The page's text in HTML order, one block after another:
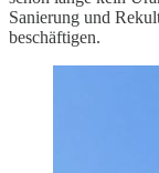
Sanierung und
beschäftigen.